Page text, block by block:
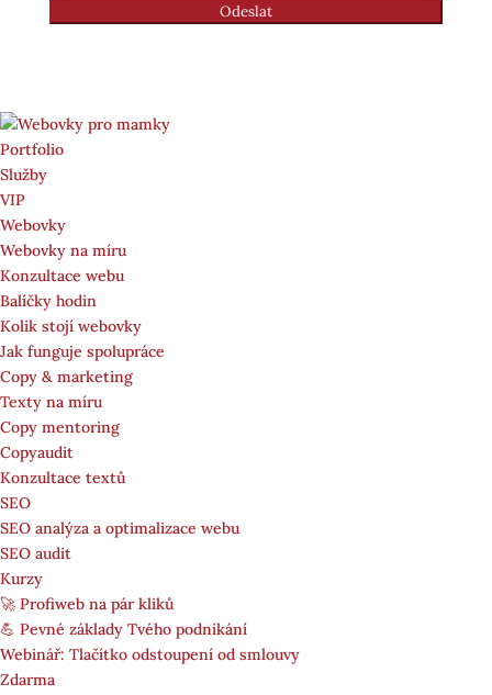
Odeslat
Portfolio
Služby
VIP
Webovky
Webovky na míru
Konzultace webu
Balíčky hodin
Kolik stojí webovky
Jak funguje spolupráce
Copy & marketing
Texty na míru
Copy mentoring
Copyaudit
Konzultace textů
SEO
SEO analýza a optimalizace webu
SEO audit
Kurzy
🚀 Profiweb na pár kliků
💪 Pevné základy Tvého podnikání
Webinář: Tlačítko odstoupení od smlouvy
Zdarma